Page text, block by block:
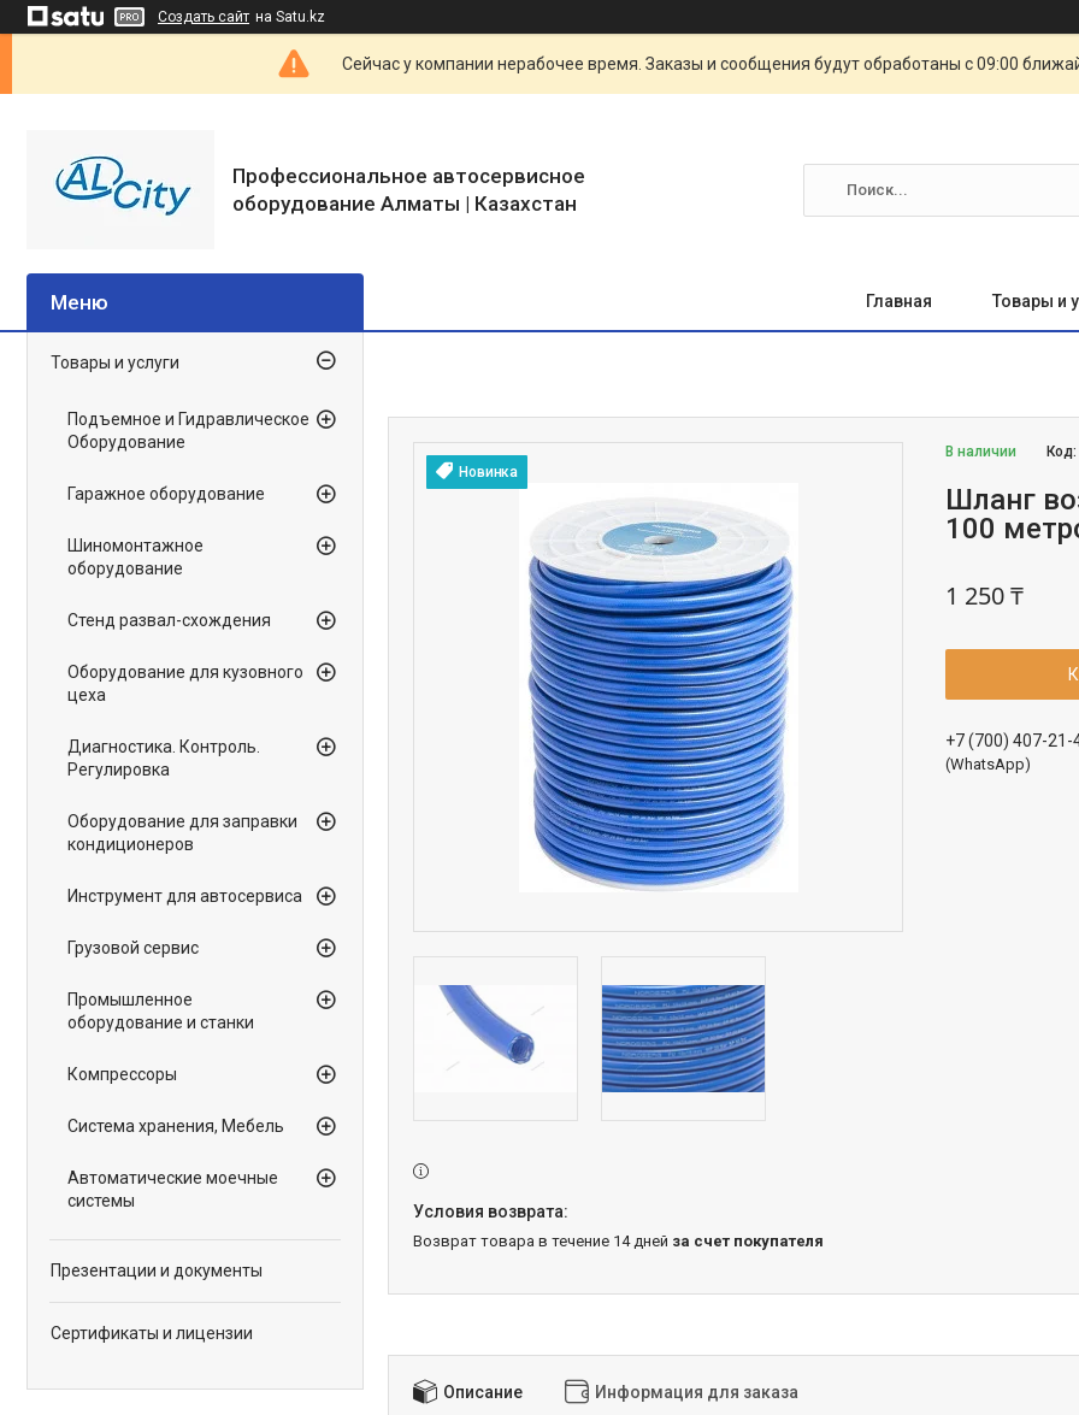
Создать сайт на Satu.kz
Сейчас у компании нерабочее время. Заказы и сообщения будут обработаны с 09:00
Профессиональное автосервисное
оборудование Алматы | Казахстан
Главная Товары и
Новинка
В наличии Код:
Шланг
100
1 250 ₸
+7 (700) 407-21-
(WhatsApp)
возврат товара в течение 14 дней за счет покупателя
Описание Информация для заказа
Товары и услуги
Подъемное и Гидравлическое
Оборудование
Гаражное оборудование
Шиномонтажное
оборудование
Стенд развал-схождения
Оборудование для кузовного
цеха
Диагностика. Контроль.
Регулировка
Оборудование для заправки
кондиционеров
Инструмент для автосервиса
Грузовой сервис
Промышленное
оборудование и станки
Компрессоры
Система хранения, Мебель
Автоматические моечные
системы
Презентации и документы
Сертификаты и лицензии